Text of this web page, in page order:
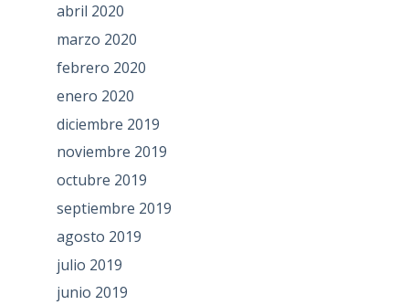
abril 2020
marzo 2020
febrero 2020
enero 2020
diciembre 2019
noviembre 2019
octubre 2019
septiembre 2019
agosto 2019
julio 2019
junio 2019